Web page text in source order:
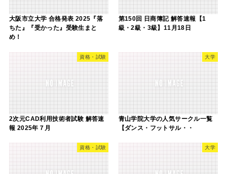
大阪市立大学 合格発表 2025『落
ちた』『受かった』受験生まと
め！
第150回 日商簿記 解答速報【1
級・2級・3級】11月18日
資格・試験
2次元CAD利用技術者試験 解答速
報 2025年７月
大学
青山学院大学の人気サークル一覧
【ダンス・フットサル・・
資格・試験 大学